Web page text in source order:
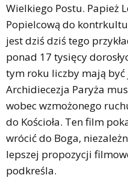
Wielkiego Postu. Papież
Popielcową do
jest dziś dziś tego
ponad 17 tysięcy
tym roku liczby mają być
Archidiecezja Paryża
wobec wzmożonego
do Kościoła. Ten film
wrócić do Boga,
lepszej propozycji
podkreśla.